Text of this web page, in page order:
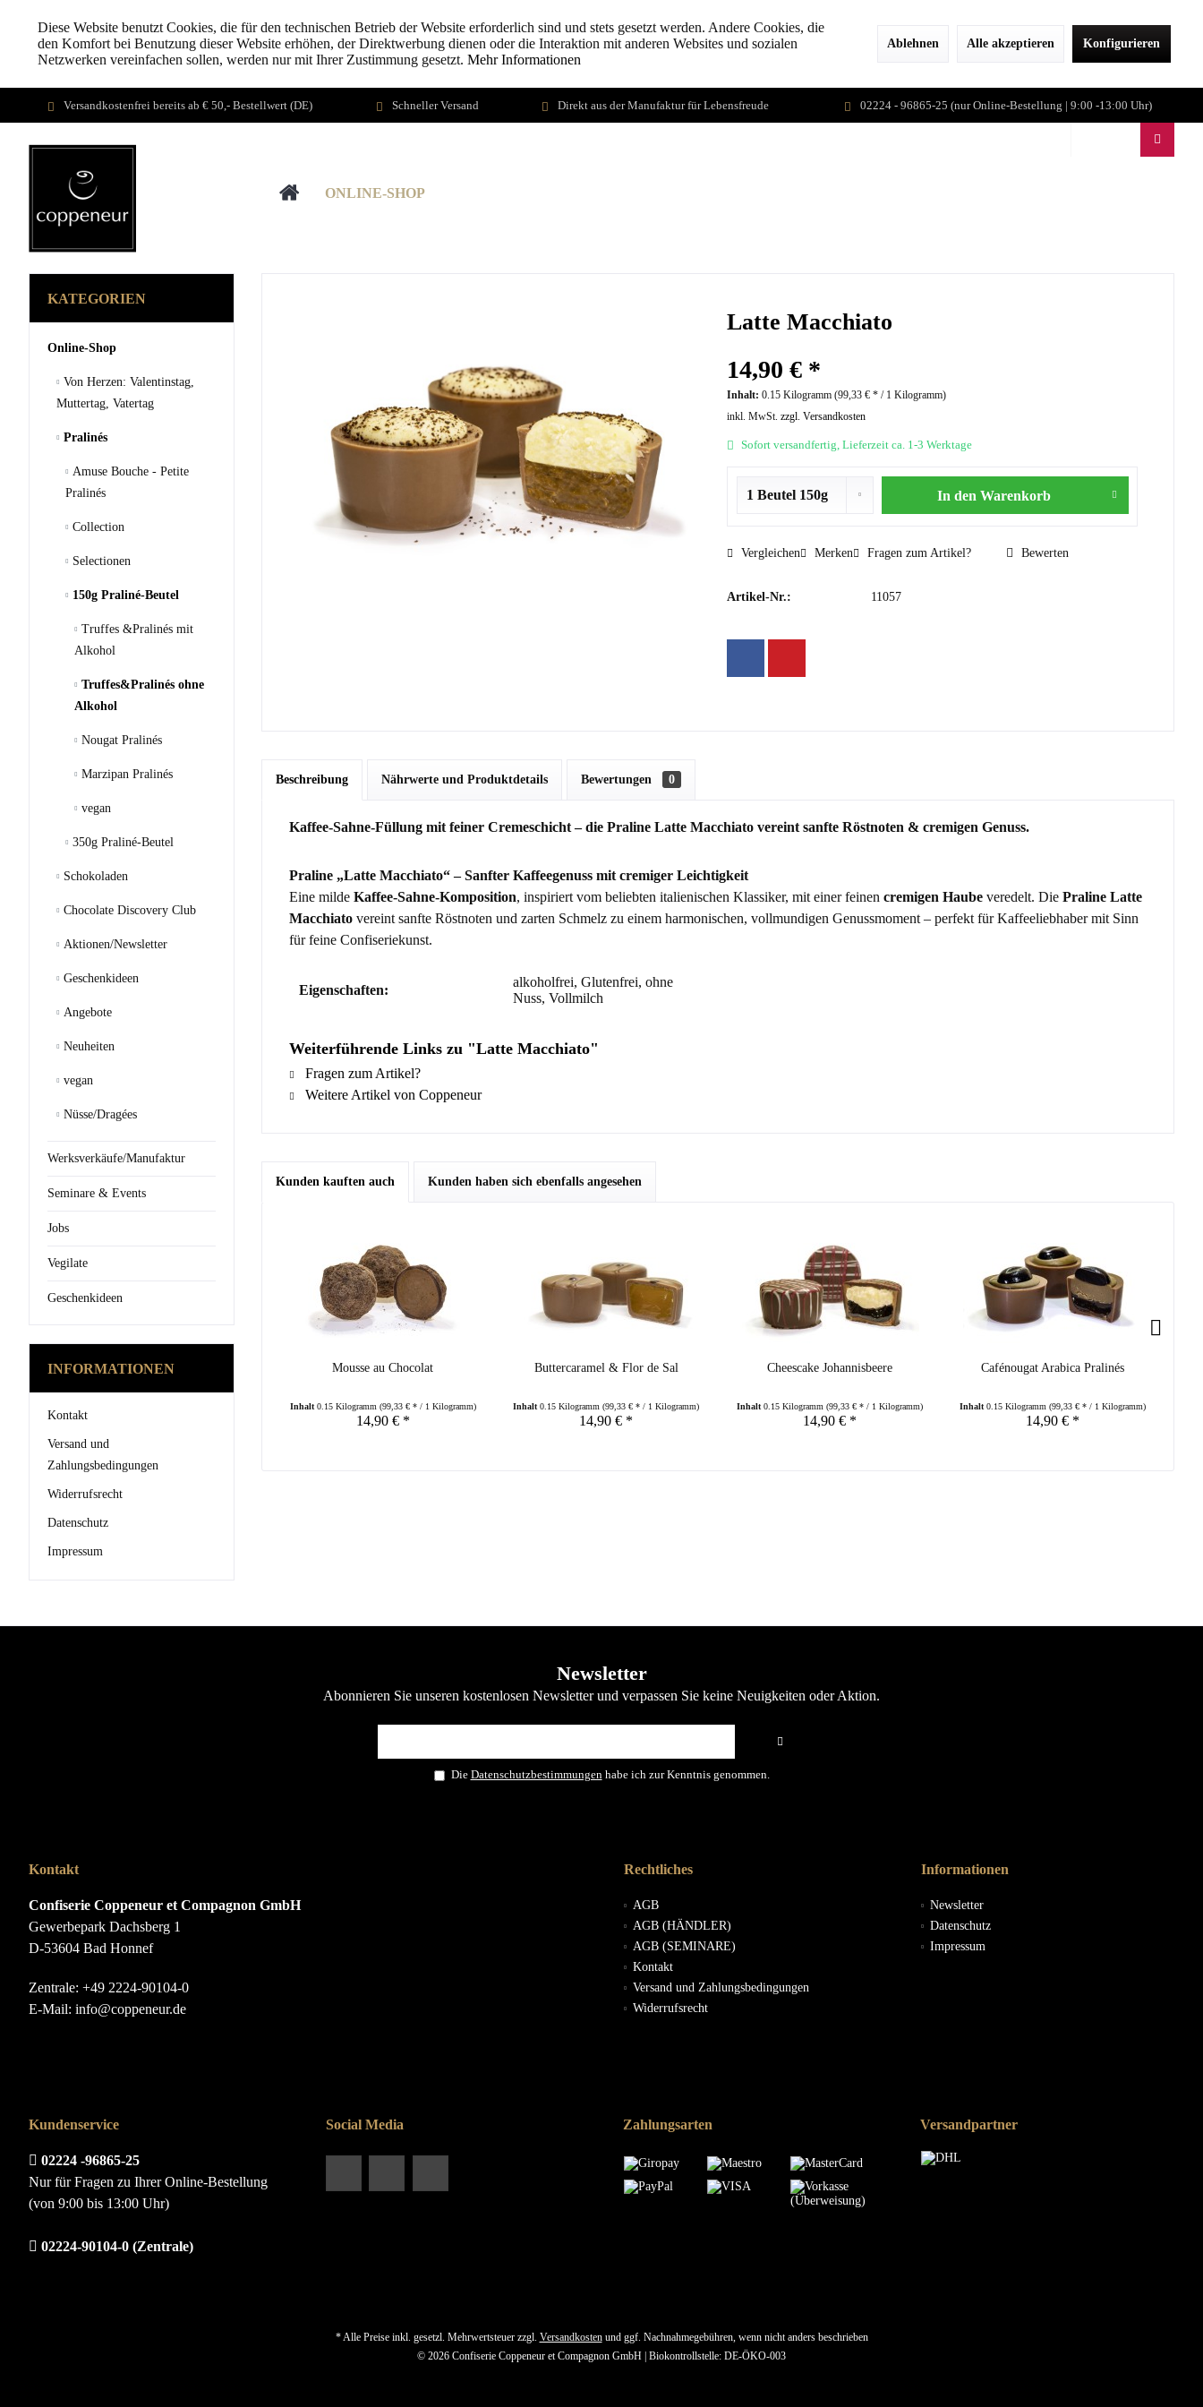
Diese Website benutzt Cookies, die für den technischen Betrieb der Website erforderlich sind und stets gesetzt werden. Andere Cookies, die
den Komfort bei Benutzung dieser Website erhöhen, der Direktwerbung dienen oder die Interaktion mit anderen Websites und sozialen
Netzwerken vereinfachen sollen, werden nur mit Ihrer Zustimmung gesetzt. Mehr Informationen
Ablehnen Alle akzeptieren Konfigurieren
Versandkostenfrei bereits ab € 50,- Bestellwert (DE) Schneller Versand Direkt aus der Manufaktur für Lebensfreude 02224 - 96865-25 (nur Online-Bestellung | 9:00 -13:00 Uhr)
ONLINE-SHOP
KATEGORIEN
Online-Shop
Von Herzen: Valentinstag,
Muttertag, Vatertag
Pralinés
Amuse Bouche - Petite
Pralinés
Collection
Selectionen
150g Praliné-Beutel
Truffes &Pralinés mit
Alkohol
Truffes&Pralinés ohne
Alkohol
Nougat Pralinés
Marzipan Pralinés
vegan
350g Praliné-Beutel
Schokoladen
Chocolate Discovery Club
Aktionen/Newsletter
Geschenkideen
Angebote
Neuheiten
vegan
Nüsse/Dragées
Werksverkäufe/Manufaktur
Seminare & Events
Jobs
Vegilate
Geschenkideen
INFORMATIONEN
Kontakt
Versand und
Zahlungsbedingungen
Widerrufsrecht
Datenschutz
Impressum
Latte Macchiato
14,90 € *
Inhalt: 0.15 Kilogramm (99,33 €* / 1 Kilogramm)
inkl. MwSt. zzgl. Versandkosten
Sofort versandfertig, Lieferzeit ca. 1-3 Werktage
In den Warenkorb
Vergleichen Merken Fragen zum Artikel? Bewerten
Artikel-Nr.: 11057
Beschreibung Nährwerte und Produktdetails Bewertungen 0
Kaffee-Sahne-Füllung mit feiner Cremeschicht – die Praline Latte Macchiato vereint sanfte Röstnoten & cremigen Genuss.
Praline „Latte Macchiato“ – Sanfter Kaffeegenuss mit cremiger Leichtigkeit
Eine milde Kaffee-Sahne-Komposition, inspiriert vom beliebten italienischen Klassiker, mit einer feinen cremigen Haube veredelt. Die Praline Latte
Macchiato vereint sanfte Röstnoten und zarten Schmelz zu einem harmonischen, vollmundigen Genussmoment – perfekt für Kaffeeliebhaber mit Sinn
für feine Confiseriekunst.
Eigenschaften:
alkoholfrei, Glutenfrei, ohne
Nuss, Vollmilch
Weiterführende Links zu "Latte Macchiato"
Fragen zum Artikel?
Weitere Artikel von Coppeneur
Kunden kauften auch Kunden haben sich ebenfalls angesehen
Mousse au Chocolat
Inhalt 0.15 Kilogramm (99,33 € * / 1 Kilogramm)
14,90 € *
Buttercaramel & Flor de Sal
Inhalt0.15 Kilogramm(99,33 € * / 1 Kilogramm)
14,90 € *
Cheescake Johannisbeere
Inhalt 0.15 Kilogramm (99,33 € * / 1 Kilogramm)
14,90 € *
Cafénougat Arabica Pralinés
Inhalt0.15 Kilogramm(99,33 € * / 1 Kilogramm)
14,90 € *
Newsletter
Abonnieren Sie unseren kostenlosen Newsletter und verpassen Sie keine Neuigkeiten oder Aktion.
Die Datenschutzbestimmungenhabe ich zur Kenntnis genommen.
Kontakt
Confiserie Coppeneur et Compagnon GmbH
Gewerbepark Dachsberg 1
D-53604 Bad Honnef
Zentrale: +49 2224-90104-0
E-Mail: info@coppeneur.de
Rechtliches
AGB
AGB (HÄNDLER)
AGB (SEMINARE)
Kontakt
Versand und Zahlungsbedingungen
Widerrufsrecht
Informationen
Newsletter
Datenschutz
Impressum
Kundenservice
02224 -96865-25
Nur für Fragen zu Ihrer Online-Bestellung
(von 9:00 bis 13:00 Uhr)
02224-90104-0 (Zentrale)
Social Media Zahlungsarten Versandpartner
* Alle Preise inkl. gesetzl. Mehrwertsteuer zzgl. Versandkostenund ggf. Nachnahmegebühren, wenn nicht anders beschrieben
© 2026 Confiserie Coppeneur et Compagnon GmbH | Biokontrollstelle: DE-ÖKO-003